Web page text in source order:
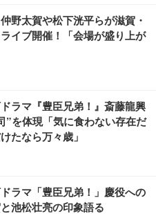
イヤレスマウス Bluetooth 5.4 2.
無線マウス 薄型 3段階DPI切替
280Hz/FHD】GRAPHT THE S
Monitor 24” Essential ゲーミン
インチ 1ms FHD 量子ドット 残
点保証 | 日本メーカー)
) チューナーレステレビ 43イン
QLED スマートテレビ Google T
Audio対応 ネット動画視聴可能
検索可能 日本語対応
野太賀や松下洸平らが滋賀・
イブ開催！「会場が盛り上が
ラマ『豊臣兄弟！』斎藤龍興
”を体現「気に食わない存在だ
たなら万々歳」
ラマ「豊臣兄弟！」慶役への
池松壮亮の印象語る